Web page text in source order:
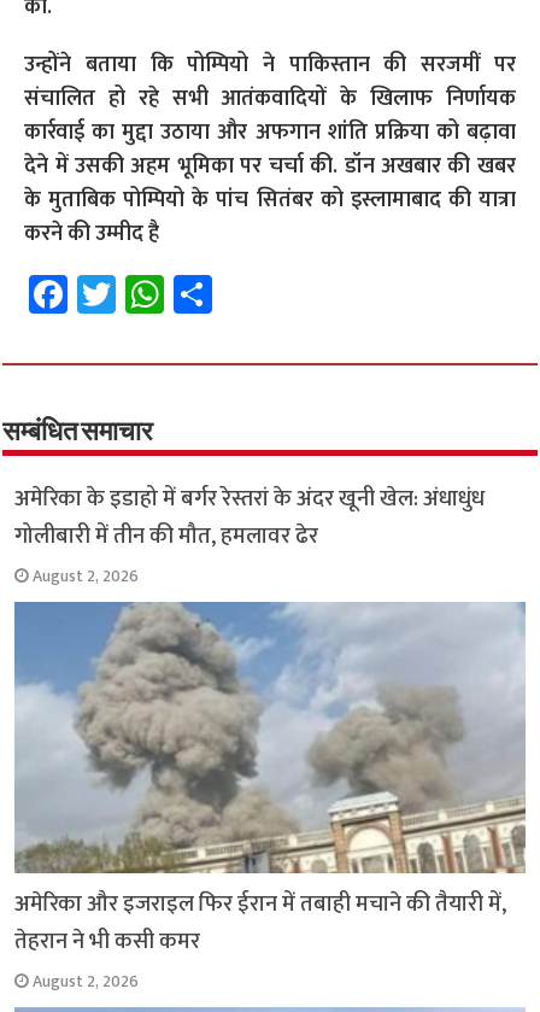
की.
उन्होंने बताया कि पोम्पियो ने पाकिस्तान की सरजमीं पर
संचालित हो रहे सभी आतंकवादियों के खिलाफ निर्णायक
कार्रवाई का मुद्दा उठाया और अफगान शांति प्रक्रिया को बढ़ावा
देने में उसकी अहम भूमिका पर चर्चा की. डॉन अखबार की खबर
के मुताबिक पोम्पियो के पांच सितंबर को इस्लामाबाद की यात्रा
करने की उम्मीद है
Fa
ce
b
o
o
k
T
wi
tt
er
W
h
at
p
p
ar
सम्बंधित समाचार
अमेरिका के इडाहो में बर्गर रेस्तरां के अंदर खूनी खेल: अंधाधुंध
गोलीबारी में तीन की मौत, हमलावर ढेर
August 2, 2026
अमेरिका और इजराइल फिर ईरान में तबाही मचाने की तैयारी में,
तेहरान ने भी कसी कमर
August 2, 2026